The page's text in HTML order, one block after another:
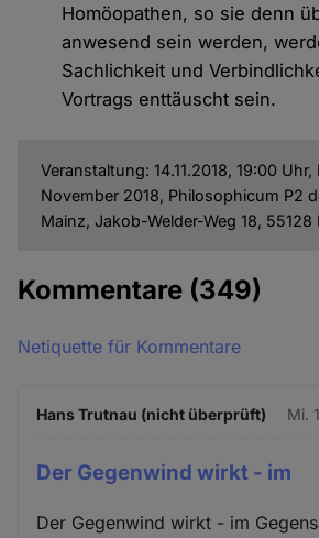
Homöopathen, so sie denn
anwesend sein werden,
Sachlichkeit und
Vortrags enttäuscht sein.
Veranstaltung: 14.11.2018, 19:00
November 2018, Philosophicum P2
Mainz, Jakob-Welder-Weg 18, 55128
Kommentare (349)
Netiquette für Kommentare
Hans Trutnau (nicht überprüft) Mi.
Der Gegenwind wirkt - im
Der Gegenwind wirkt - im